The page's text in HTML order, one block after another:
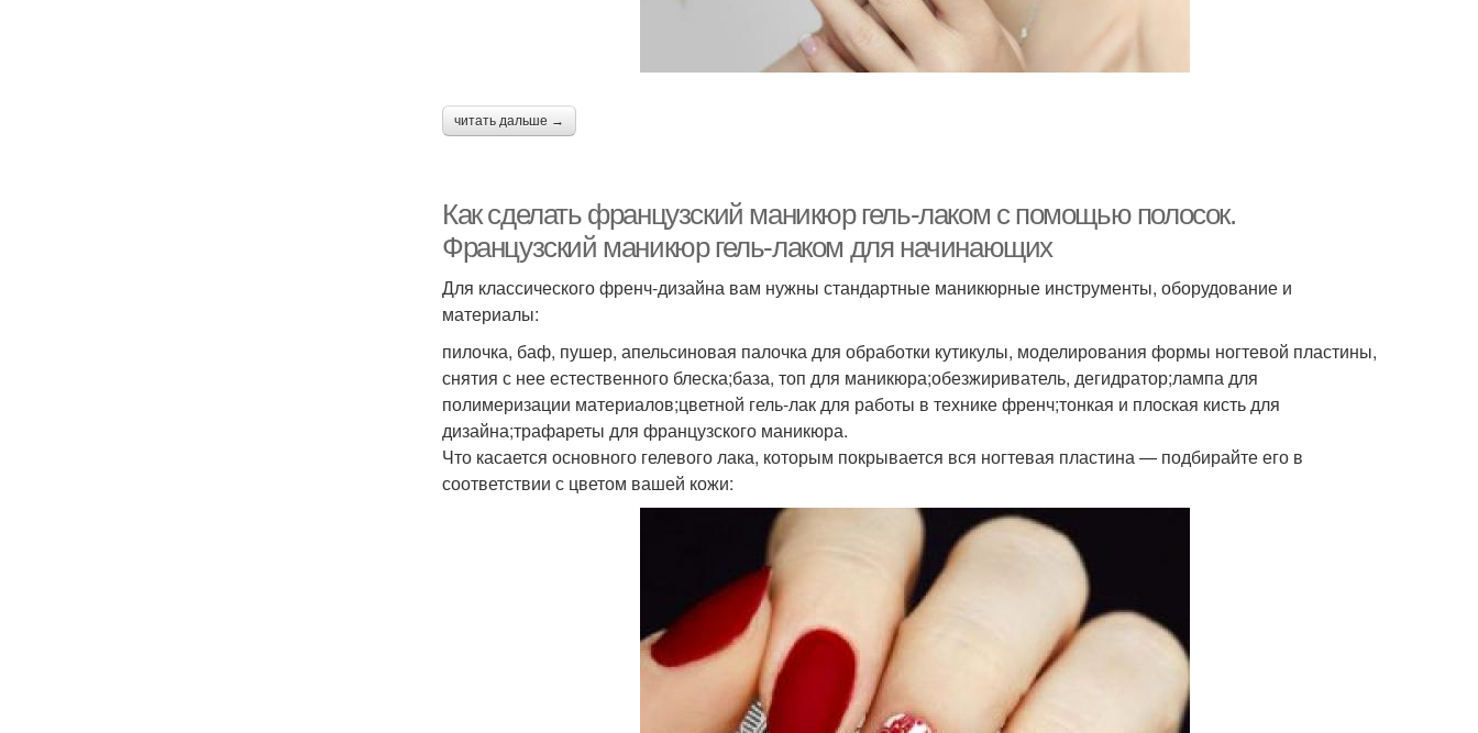
читать дальше →
Как сделать французский маникюр гель-лаком с помощью полосок.
Французский маникюр гель-лаком для начинающих
Для классического френч-дизайна вам нужны стандартные маникюрные инструменты, оборудование и
материалы:
пилочка, баф, пушер, апельсиновая палочка для обработки кутикулы, моделирования формы ногтевой пластины,
снятия с нее естественного блеска;база, топ для маникюра;обезжириватель, дегидратор;лампа для
полимеризации материалов;цветной гель-лак для работы в технике френч;тонкая и плоская кисть для
дизайна;трафареты для французского маникюра.
Что касается основного гелевого лака, которым покрывается вся ногтевая пластина — подбирайте его в
соответствии с цветом вашей кожи: